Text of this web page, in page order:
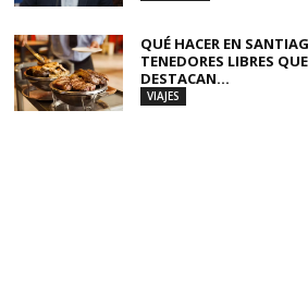
QUÉ HACER EN
TENEDORES LIBRES QUE
DESTACAN...
VIAJES